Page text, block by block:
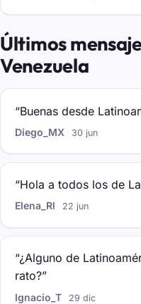
Últimos
Venezuela
“Buenas desde
Diego_MX 30 jun
“Hola a todos los de
Elena_Rl 22 jun
“¿Alguno de
rato?”
Ignacio_T 29 dic